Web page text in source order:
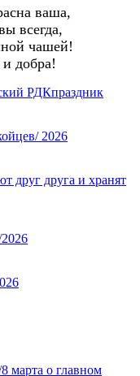
ваша,
чашей!
добра!
РДКпраздник
2026
друг друга и хранят
марта о главном